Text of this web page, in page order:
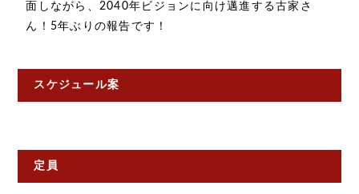
面しながら、2040年ビジョンに向け邁進する古家さ
ん！5年ぶりの報告です！
スケジュール案
定員